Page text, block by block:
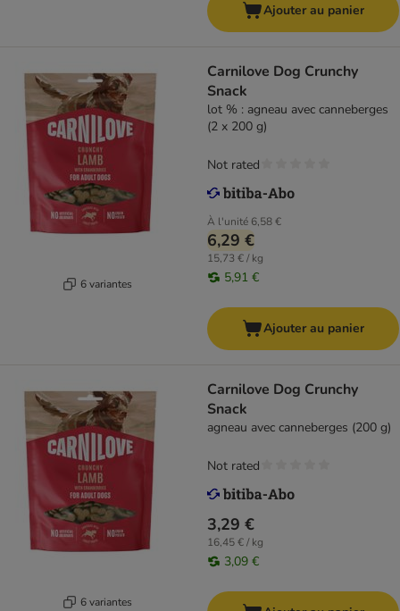
Ajouter au panier
6 variantes
Carnilove Dog Crunchy
Snack
lot % : agneau avec canneberges
(2 x 200 g)
À l'unité 6,58 €
6,29 €
15,73 € / kg
5,91 €
Not rated
Ajouter au panier
6 variantes
Carnilove Dog Crunchy
Snack
agneau avec canneberges (200 g)
3,29 €
16,45 € / kg
3,09 €
Not rated